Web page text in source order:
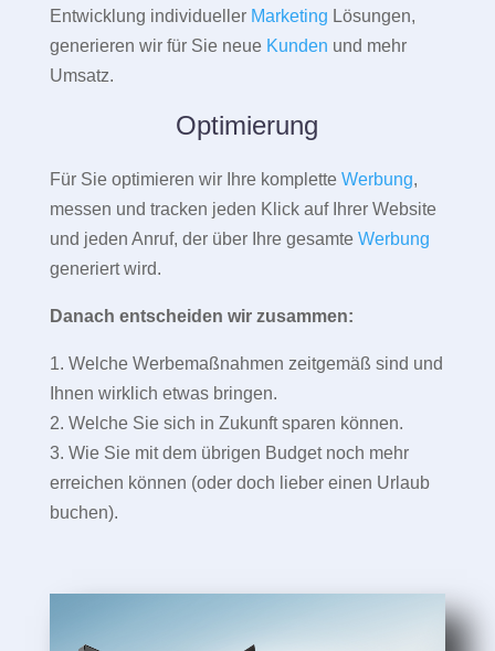
Entwicklung individueller Marketing Lösungen,
generieren wir für Sie neue Kunden und mehr
Umsatz.
Optimierung
Für Sie optimieren wir Ihre komplette Werbung,
messen und tracken jeden Klick auf Ihrer Website
und jeden Anruf, der über Ihre gesamte Werbung
generiert wird.
Danach entscheiden wir zusammen:
1. Welche Werbemaßnahmen zeitgemäß sind und
Ihnen wirklich etwas bringen.
2. Welche Sie sich in Zukunft sparen können.
3. Wie Sie mit dem übrigen Budget noch mehr
erreichen können (oder doch lieber einen Urlaub
buchen).